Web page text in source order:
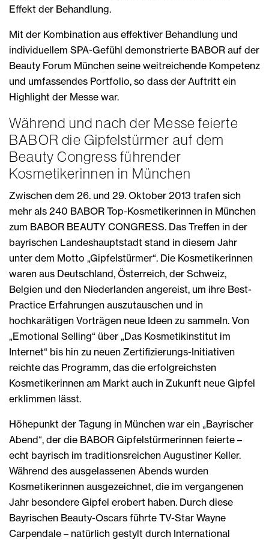
Effekt der Behandlung.
Mit der Kombination aus effektiver Behandlung und
individuellem SPA-Gefühl demonstrierte BABOR auf der
Beauty Forum München seine weitreichende Kompetenz
und umfassendes Portfolio, so dass der Auftritt ein
Highlight der Messe war.
Während und nach der Messe feierte
BABOR die Gipfelstürmer auf dem
Beauty Congress führender
Kosmetikerinnen in München
Zwischen dem 26. und 29. Oktober 2013 trafen sich
mehr als 240 BABOR Top-Kosmetikerinnen in München
zum BABOR BEAUTY CONGRESS. Das Treffen in der
bayrischen Landeshauptstadt stand in diesem Jahr
unter dem Motto „Gipfelstürmer“. Die Kosmetikerinnen
waren aus Deutschland, Österreich, der Schweiz,
Belgien und den Niederlanden angereist, um ihre Best-
Practice Erfahrungen auszutauschen und in
hochkarätigen Vorträgen neue Ideen zu sammeln. Von
„Emotional Selling“ über „Das Kosmetikinstitut im
Internet“ bis hin zu neuen Zertifizierungs-Initiativen
reichte das Programm, das die erfolgreichsten
Kosmetikerinnen am Markt auch in Zukunft neue Gipfel
erklimmen lässt.
Höhepunkt der Tagung in München war ein „Bayrischer
Abend“, der die BABOR Gipfelstürmerinnen feierte –
echt bayrisch im traditionsreichen Augustiner Keller.
Während des ausgelassenen Abends wurden
Kosmetikerinnen ausgezeichnet, die im vergangenen
Jahr besondere Gipfel erobert haben. Durch diese
Bayrischen Beauty-Oscars führte TV-Star Wayne
Carpendale – natürlich gestylt durch International